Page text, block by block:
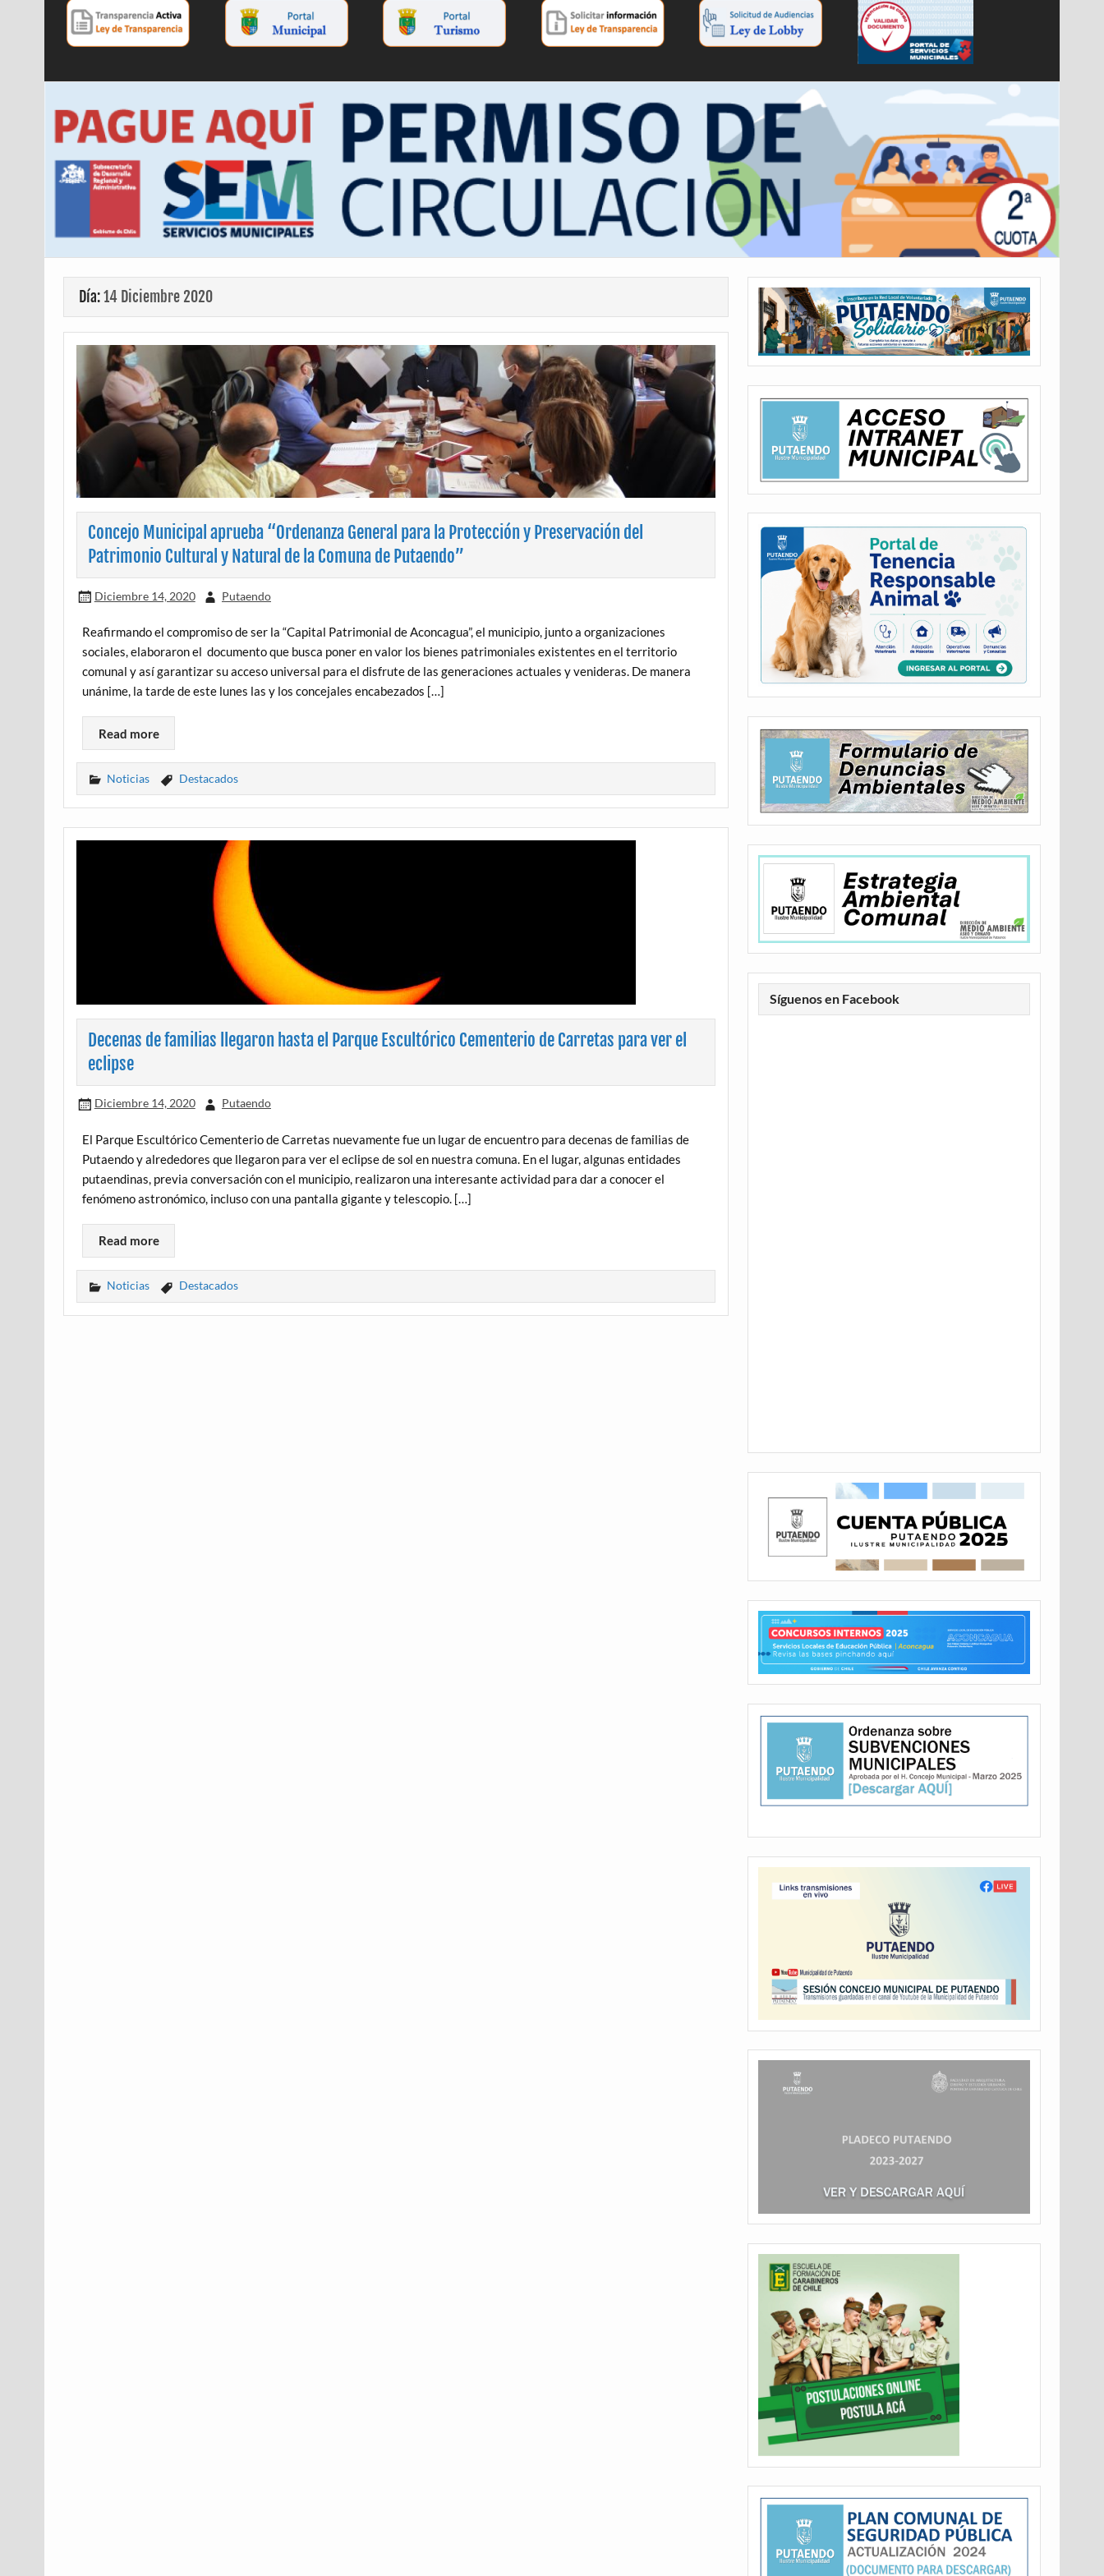
Día:14 Diciembre 2020
Concejo Municipal aprueba “Ordenanza General para la Protección y Preservación del
Patrimonio Cultural y Natural de la Comuna de Putaendo”
Diciembre 14, 2020 Putaendo
Reafirmando el compromiso de ser la “Capital Patrimonial de Aconcagua”, el municipio, junto a organizaciones
sociales, elaboraron el documento que busca poner en valor los bienes patrimoniales existentes en el territorio
comunal y así garantizar su acceso universal para el disfrute de las generaciones actuales y venideras. De manera
unánime, la tarde de este lunes las y los concejales encabezados […]
Read more
Noticias Destacados
Decenas de familias llegaron hasta el Parque Escultórico Cementerio de Carretas para ver el
eclipse
Diciembre 14, 2020 Putaendo
El Parque Escultórico Cementerio de Carretas nuevamente fue un lugar de encuentro para decenas de familias de
Putaendo y alrededores que llegaron para ver el eclipse de sol en nuestra comuna. En el lugar, algunas entidades
putaendinas, previa conversación con el municipio, realizaron una interesante actividad para dar a conocer el
fenómeno astronómico, incluso con una pantalla gigante y telescopio. […]
Read more
Noticias Destacados
Síguenos en Facebook